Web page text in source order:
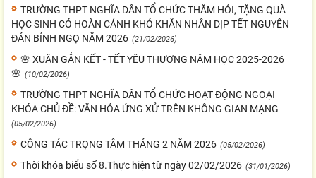
TRƯỜNG THPT NGHĨA DÂN TỔ CHỨC THĂM HỎI, TẶNG QUÀ
HỌC SINH CÓ HOÀN CẢNH KHÓ KHĂN NHÂN DỊP TẾT NGUYÊN
ĐÁN BÍNH NGỌ NĂM 2026 (21/02/2026)
🌸 XUÂN GẮN KẾT - TẾT YÊU THƯƠNG NĂM HỌC 2025-2026
🌸 (10/02/2026)
TRƯỜNG THPT NGHĨA DÂN TỔ CHỨC HOẠT ĐỘNG NGOẠI
KHÓA CHỦ ĐỀ: VĂN HÓA ỨNG XỬ TRÊN KHÔNG GIAN MẠNG
(05/02/2026)
CÔNG TÁC TRỌNG TÂM THÁNG 2 NĂM 2026 (05/02/2026)
Thời khóa biểu số 8.Thực hiện từ ngày 02/02/2026 (31/01/2026)